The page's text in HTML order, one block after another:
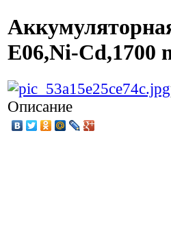
E06,Ni-Cd,1700
Описание